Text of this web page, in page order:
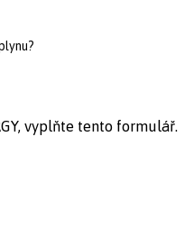
vyplňte tento formulář.